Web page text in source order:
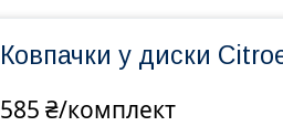
Ковпачки у диски
585 ₴/комплект